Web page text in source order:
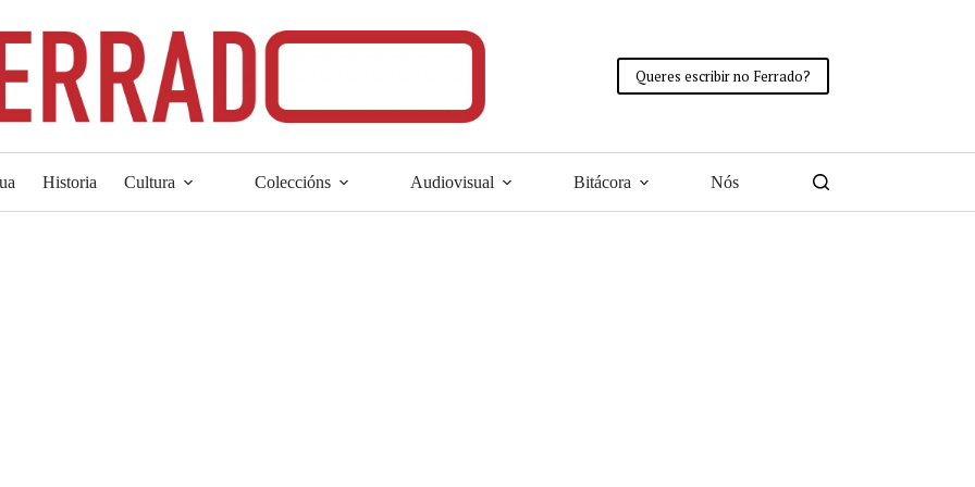
Queres escribir no Ferrado?
Historia Cultura Coleccións Audiovisual Bitácora Nós